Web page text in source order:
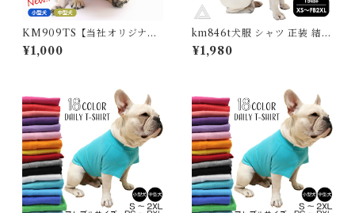
KM909TS【当社オリジナ
ル】もこもこ 犬服 秋 冬 フレ
ンチブルドッグ パグ 暖かい パ
防止 寒さ対策 パジャマ ドッグ
ウェア いぬ フレブル ペット服
多頭飼い
¥1,000
km846t犬服 シャツ 正装 結婚
式 誕生日 ストライプシャツ 細
ストライプ ボタンシャツ ブラ
ブルドッグ フレブル イタグレ
オス 男の子 小型犬 中型犬 ス
タイリッシュ KM846T
¥1,980